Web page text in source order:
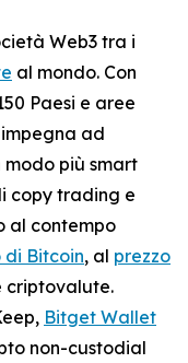
Web3 tra i
al mondo. Con
Paesi e aree
ad
più smart
copy trading e
al contempo
di Bitcoin, al prezzo
criptovalute.
Bitget Wallet
non-custodial